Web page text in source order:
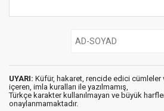
UYARI: Küfür, hakaret, rencide edici cümleler
içeren, imla kuralları ile yazılmamış,
Türkçe karakter kullanılmayan ve büyük
onaylanmamaktadır.